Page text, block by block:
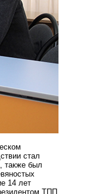
стал
также был
14 лет
ТПП